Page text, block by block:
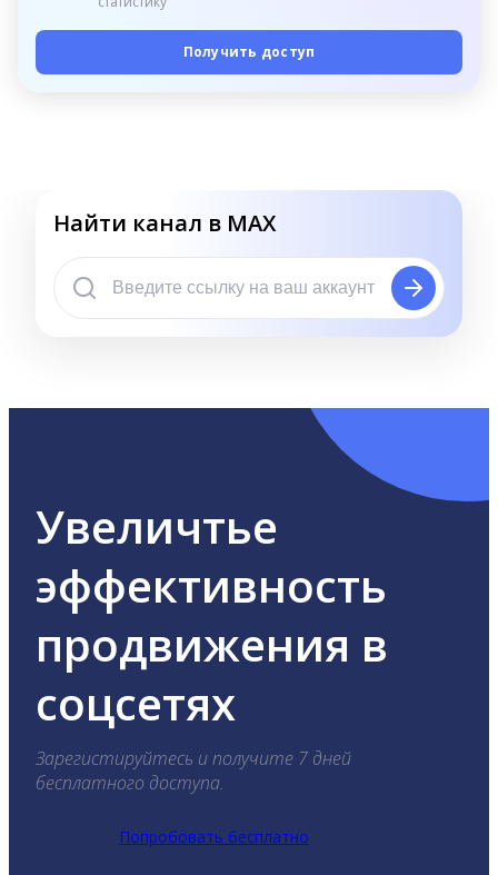
Получить доступ
Найти канал в MAX
Увеличтье
эффективность
продвижения в
соцсетях
Зарегистируйтесь и получите 7 дней
бесплатного доступа.
Попробовать бесплатно